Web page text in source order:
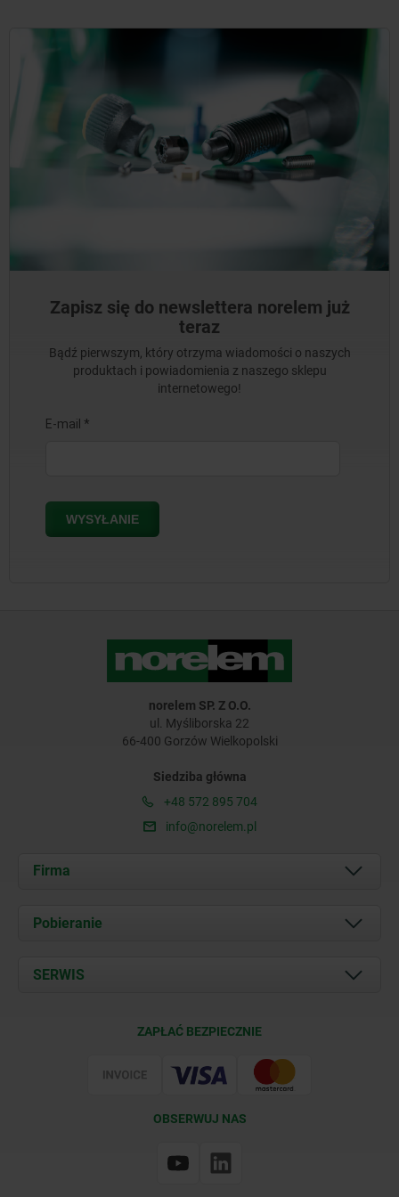
Zapisz się do newslettera norelem już
teraz
Bądź pierwszym, który otrzyma wiadomości o naszych
produktach i powiadomienia z naszego sklepu
internetowego!
norelem SP. Z O.O.
ul. Myśliborska 22
66-400 Gorzów Wielkopolski
Siedziba główna
+48 572 895 704
info@norelem.pl
Firma
O nas
Kontakt
Pobieranie
Documents
SERWIS
ZAPŁAĆ BEZPIECZNIE
OBSERWUJ NAS